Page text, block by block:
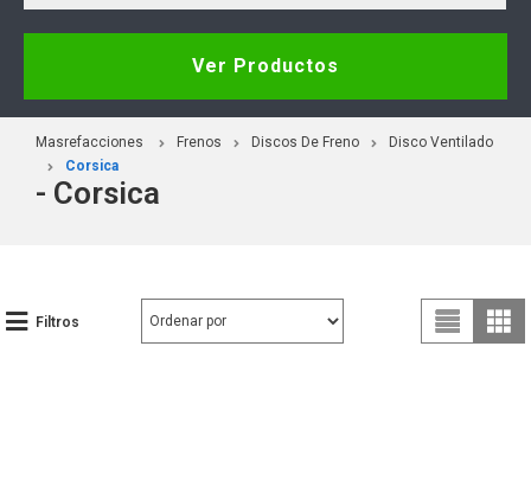
Ver Productos
Masrefacciones Frenos Discos De Freno
Disco Ventilado
Corsica
- Corsica
Filtros